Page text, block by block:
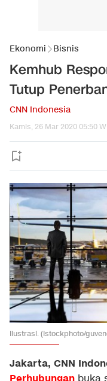
Ekonomi Bisnis
Kemhub
Tutup
CNN Indonesia
Kamis, 26 Mar 2020 05:50
Ilustrasi. (Istockphoto/
Jakarta, CNN